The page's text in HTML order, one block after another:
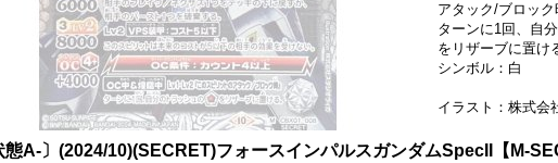
アタック/ブロック
ターンに1回、自
をリザーブに置け
シンボル：白
イラスト：株式会
態A-〕(2024/10)(SECRET)フォースインパルスガンダムSpecII【M-